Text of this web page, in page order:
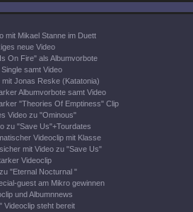
mit Mikael Stanne im Duett
neue Video
On Fire" als Albumvorbote
samt Video
mit Jonas Reske (Katatonia)
Albumvorbote samt Video
"Theories Of Emptiness" Clip
Video zu "Ominous"
zu "Save Us"+Tourdates
Videoclip mit Klasse
mit Video zu "Save Us"
Videoclip
"Eternal Nocturnal "
guest am Mikro gewinnen
und Albumnnews
Videoclip steht bereit